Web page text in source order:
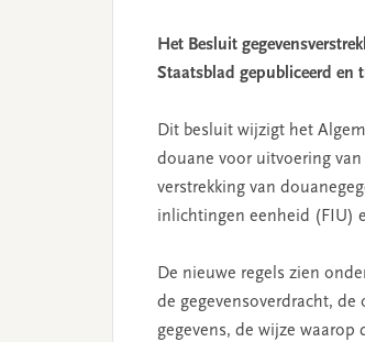
Het Besluit
Staatsblad gepubliceerd en
Dit besluit wijzigt het
douane voor uitvoering
verstrekking van
inlichtingen eenheid (FIU)
De nieuwe regels zien
de gegevensoverdracht,
gegevens, de wijze